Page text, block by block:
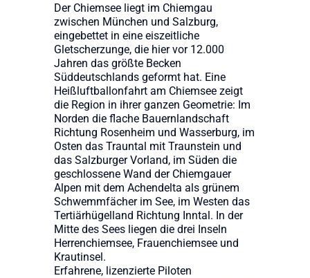
Der Chiemsee liegt im Chiemgau
zwischen München und Salzburg,
eingebettet in eine eiszeitliche
Gletscherzunge, die hier vor 12.000
Jahren das größte Becken
Süddeutschlands geformt hat. Eine
Heißluftballonfahrt am Chiemsee zeigt
die Region in ihrer ganzen Geometrie: Im
Norden die flache Bauernlandschaft
Richtung Rosenheim und Wasserburg, im
Osten das Trauntal mit Traunstein und
das Salzburger Vorland, im Süden die
geschlossene Wand der Chiemgauer
Alpen mit dem Achendelta als grünem
Schwemmfächer im See, im Westen das
Tertiärhügelland Richtung Inntal. In der
Mitte des Sees liegen die drei Inseln
Herrenchiemsee, Frauenchiemsee und
Krautinsel.
Erfahrene, lizenzierte Piloten